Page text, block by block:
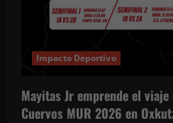
Impacto Deportivo
Mayitas Jr emprende el
Cuervos MUR 2026 en